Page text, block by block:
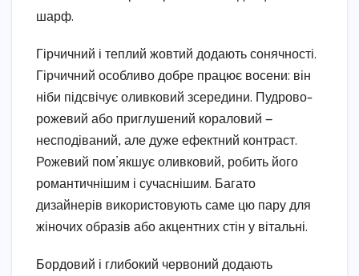
шарф.
Гірчичний і теплий жовтий додають сонячності.
Гірчичний особливо добре працює восени: він
ніби підсвічує оливковий зсередини. Пудрово-
рожевий або приглушений кораловий —
несподіваний, але дуже ефектний контраст.
Рожевий пом’якшує оливковий, робить його
романтичнішим і сучаснішим. Багато
дизайнерів використовують саме цю пару для
жіночих образів або акцентних стін у вітальні.
Бордовий і глибокий червоний додають